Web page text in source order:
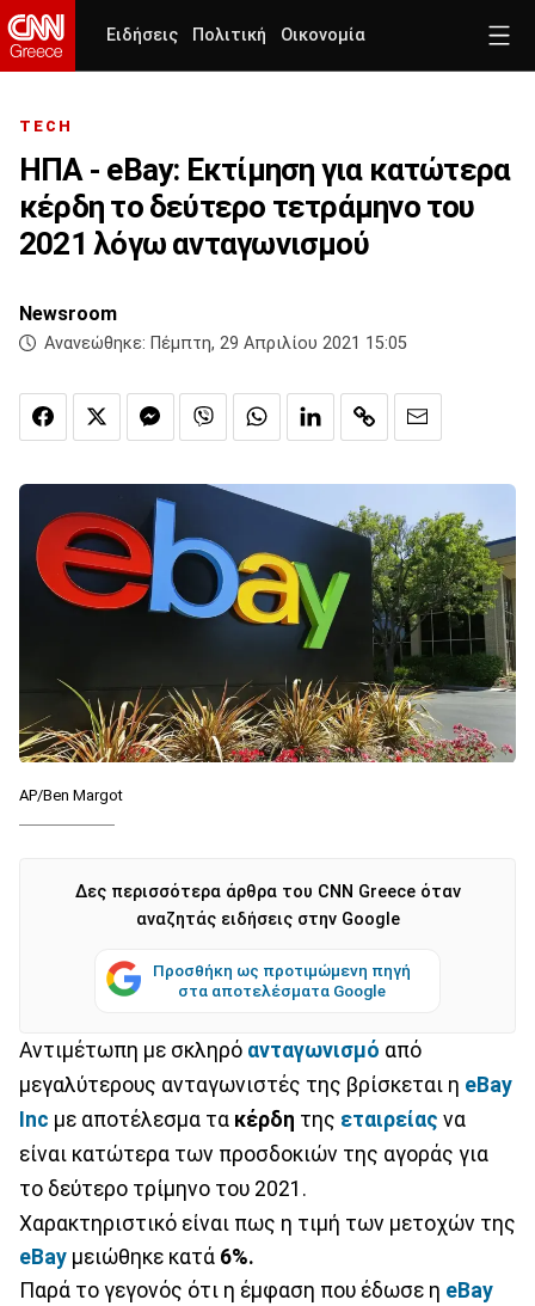
Ειδήσεις Πολιτική Οικονομία
TECH
ΗΠΑ - eBay: Εκτίμηση για κατώτερα
κέρδη το δεύτερο τετράμηνο του
2021 λόγω ανταγωνισμού
Newsroom
Ανανεώθηκε: Πέμπτη, 29 Απριλίου 2021 15:05
AP/Ben Margot
Δες περισσότερα άρθρα του CNN Greece όταν
αναζητάς ειδήσεις στην Google
Προσθήκη ως προτιμώμενη πηγή
στα αποτελέσματα Google
Αντιμέτωπη με σκληρό ανταγωνισμό από
μεγαλύτερους ανταγωνιστές της βρίσκεται η eBay
Inc με αποτέλεσμα τα κέρδη της εταιρείας να
είναι κατώτερα των προσδοκιών της αγοράς για
το δεύτερο τρίμηνο του 2021.
Χαρακτηριστικό είναι πως η τιμή των μετοχών της
eBay μειώθηκε κατά 6%.
Παρά το γεγονός ότι η έμφαση που έδωσε η eBay